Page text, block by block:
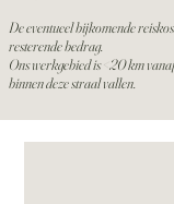
De eventueel bijkomende
resterende bedrag.
Ons werkgebied is <20 km
binnen deze straal vallen.